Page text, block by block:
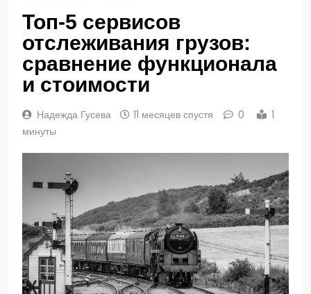
Топ-5 сервисов
отслеживания грузов:
сравнение функционала
и стоимости
Надежда Гусева 11 месяцев спустя 0
1
минуты